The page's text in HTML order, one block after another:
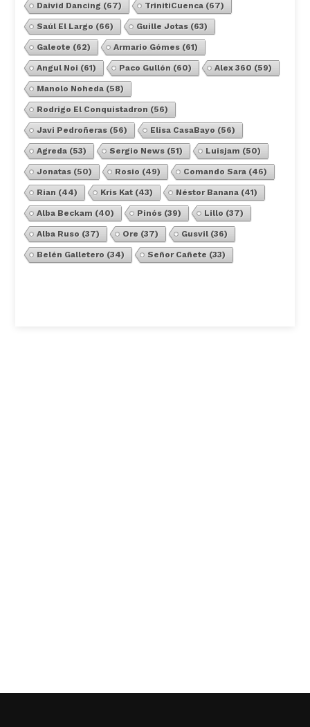
Daivid Dancing (67) TrinitiCuenca(67)
Saúl El Largo (66) Guille Jotas(63)
Galeote (62) Armario Gómes(61)
Angul Noi (61) Paco Gullón (60) Alex 360 (59)
Manolo Noheda(58)
Rodrigo El Conquistadron (56)
Javi Pedroñeras(56) Elisa CasaBayo (56)
Agreda(53) Sergio News(51) Luisjam (50)
Jonatas(50) Rosio (49) Comando Sara(46)
Rian (44) Kris Kat(43) Néstor Banana(41)
Alba Beckam (40) Pinós(39) Lillo (37)
Alba Ruso (37) Ore (37) Gusvil(36)
Belén Galletero (34) Señor Cañete (33)